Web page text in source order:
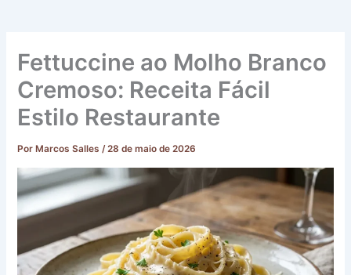
Fettuccine ao Molho Branco
Cremoso: Receita Fácil
Estilo Restaurante
Por Marcos Salles/28 de maio de 2026